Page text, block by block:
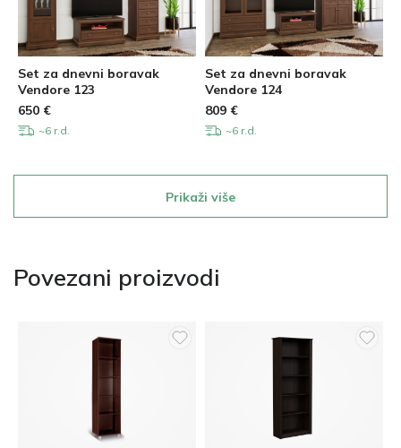
Set za dnevni boravak
Vendore 123
650 €
~6 r.d.
Set za dnevni boravak
Vendore 124
809 €
~6 r.d.
Prikaži više
Povezani proizvodi